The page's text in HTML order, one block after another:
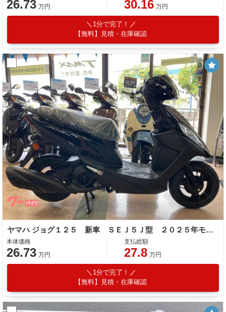
26.73 万円 30.16 万円
1分で完了！
【無料】見積・在庫確認
ヤマハ ジョグ１２５ 新車 ＳＥＪ５Ｊ型 ２０２５年モデル ブルーコアエンジン
本体価格
26.73 万円
支払総額
27.8 万円
1分で完了！
【無料】見積・在庫確認